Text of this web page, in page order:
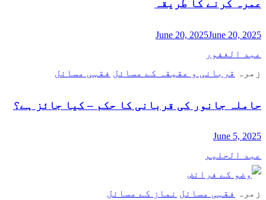
عمرہ کرنے کا طریقہ
June 20, 2025June 20, 2025
عبد الغفور
زمرہ
قربانی و عقیقہ کے مسائل فقہی مسائل
حاملہ جانور کی قربانی کا حکم – کیا جائز ہے؟
June 5, 2025
عبد الحلیم
زمرہ فقہی مسائل نماز کے مسائل